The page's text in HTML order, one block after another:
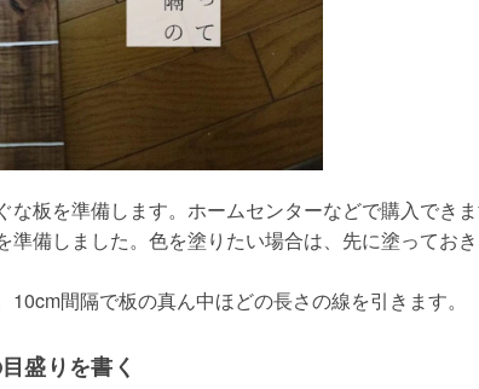
な板を準備します。ホームセンターなどで購入でき
準備しました。色を塗りたい場合は、先に塗っておき
10cm間隔で板の真ん中ほどの長さの線を引きます。
盛りを書く